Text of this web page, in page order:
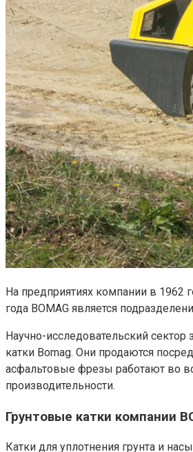
На предприятиях компании в 1962
года BOMAG является
Научно-исследовательский
катки Bomag. Они продаются
асфальтовые фрезы работают во
производительности.
Грунтовые катки компании
Катки для уплотнения грунта и